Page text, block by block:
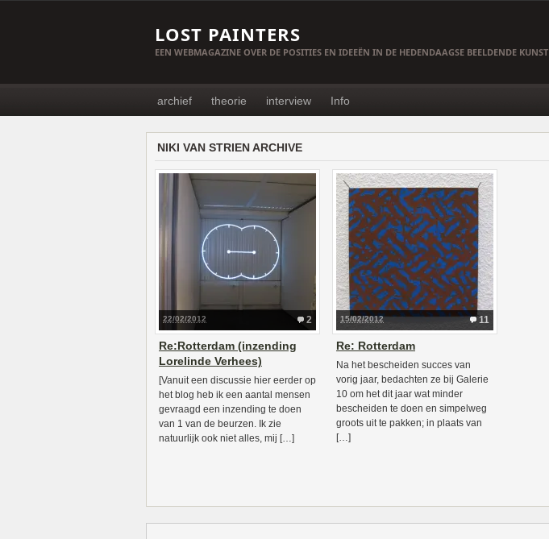
LOST PAINTERS
EEN WEBMAGAZINE OVER DE POSITIES EN IDEEËN IN DE HEDENDAAGSE BEELDENDE KUNST
archief theorie interview Info
NIKI VAN STRIEN ARCHIVE
2
22/02/2012
Re:Rotterdam (inzending
Lorelinde Verhees)
[Vanuit een discussie hier eerder op
het blog heb ik een aantal mensen
gevraagd een inzending te doen
van 1 van de beurzen. Ik zie
natuurlijk ook niet alles, mij […]
11
15/02/2012
Re: Rotterdam
Na het bescheiden succes van
vorig jaar, bedachten ze bij Galerie
10 om het dit jaar wat minder
bescheiden te doen en simpelweg
groots uit te pakken; in plaats van
[…]